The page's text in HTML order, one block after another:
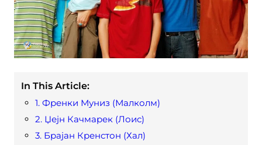
In This Article:
1. Френки Муниз (Малколм)
2. Џејн Качмарек (Лоис)
3. Брајан Кренстон (Хал)